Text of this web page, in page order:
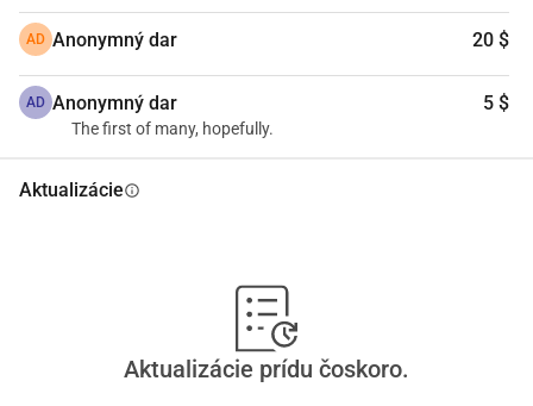
AD Anonymný dar 20 $
AD Anonymný dar 5 $
The first of many, hopefully.
Aktualizácieinfo
Aktualizácie prídu čoskoro.